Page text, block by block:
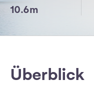
10.6m
Überblick